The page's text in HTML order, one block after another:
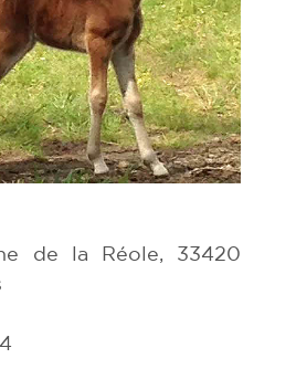
de la Réole, 33420